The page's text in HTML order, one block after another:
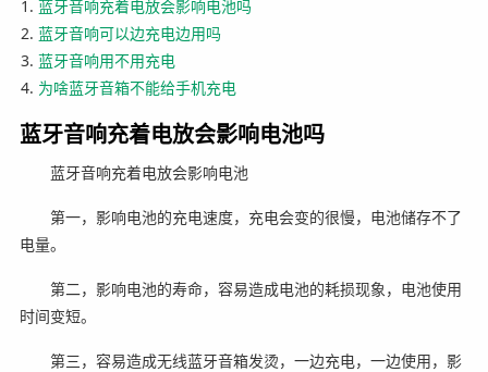
蓝牙音响充着电放会影响电池吗
蓝牙音响可以边充电边用吗
蓝牙音响用不用充电
为啥蓝牙音箱不能给手机充电
蓝牙音响充着电放会影响电池吗
蓝牙音响充着电放会影响电池
第一，影响电池的充电速度，充电会变的很慢，电池储存不了
电量。
第二，影响电池的寿命，容易造成电池的耗损现象，电池使用
时间变短。
第三，容易造成无线蓝牙音箱发烫，一边充电，一边使用，影